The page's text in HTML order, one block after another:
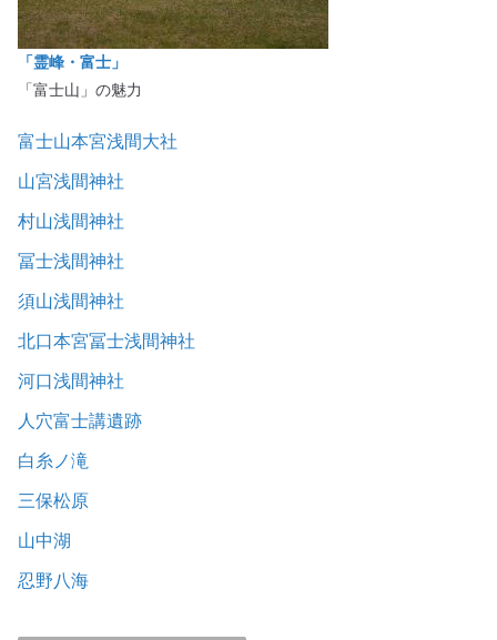
「霊峰・富士」
「富士山」の魅力
富士山本宮浅間大社
山宮浅間神社
村山浅間神社
冨士浅間神社
須山浅間神社
北口本宮冨士浅間神社
河口浅間神社
人穴富士講遺跡
白糸ノ滝
三保松原
山中湖
忍野八海